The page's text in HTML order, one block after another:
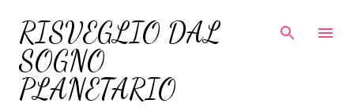
Passa ai contenuti principali
RISVEGLIO DAL
SOGNO
PLANETARIO